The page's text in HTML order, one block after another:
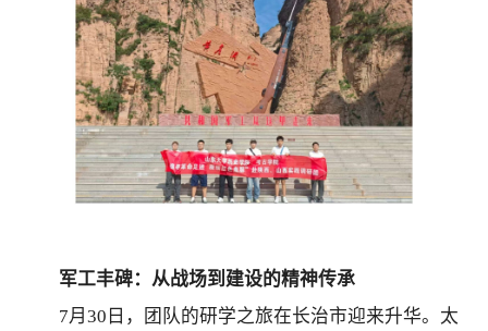
军工丰碑：从战场到建设的精神传承
7月30日，团队的研学之旅在长治市迎来升华。太